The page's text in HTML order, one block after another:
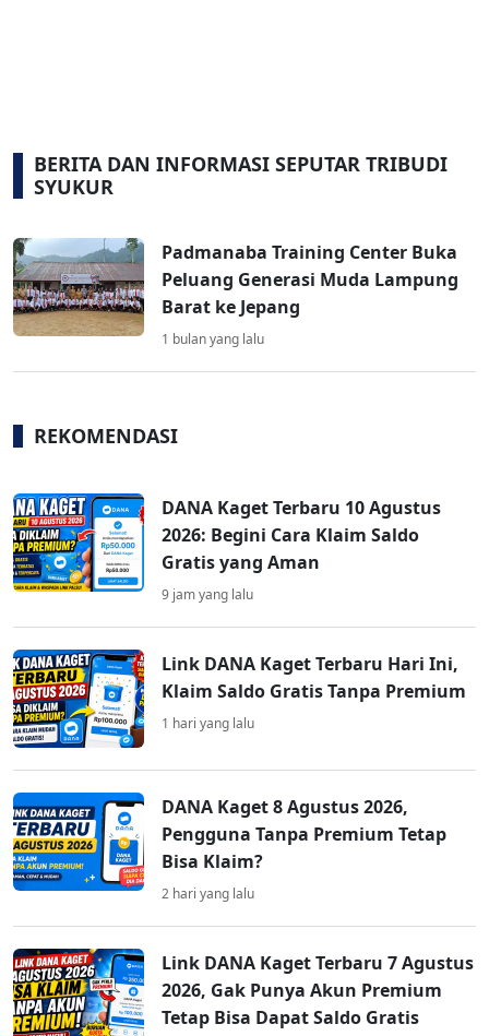
BERITA DAN INFORMASI SEPUTAR TRIBUDI
SYUKUR
Padmanaba Training Center Buka
Peluang Generasi Muda Lampung
Barat ke Jepang
1 bulan yang lalu
REKOMENDASI
DANA Kaget Terbaru 10 Agustus
2026: Begini Cara Klaim Saldo
Gratis yang Aman
9 jam yang lalu
Link DANA Kaget Terbaru Hari Ini,
Klaim Saldo Gratis Tanpa Premium
1 hari yang lalu
DANA Kaget 8 Agustus 2026,
Pengguna Tanpa Premium Tetap
Bisa Klaim?
2 hari yang lalu
Link DANA Kaget Terbaru 7 Agustus
2026, Gak Punya Akun Premium
Tetap Bisa Dapat Saldo Gratis